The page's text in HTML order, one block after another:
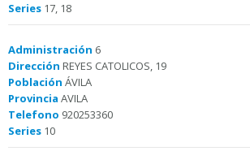
Series 17, 18
Administración 6
Dirección REYES CATOLICOS, 19
Población ÁVILA
Provincia AVILA
Telefono 920253360
Series 10